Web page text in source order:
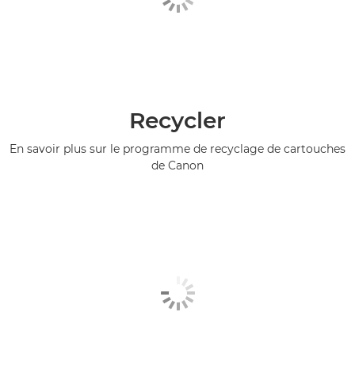
Recycler
En savoir plus sur le programme de recyclage de cartouches
de Canon